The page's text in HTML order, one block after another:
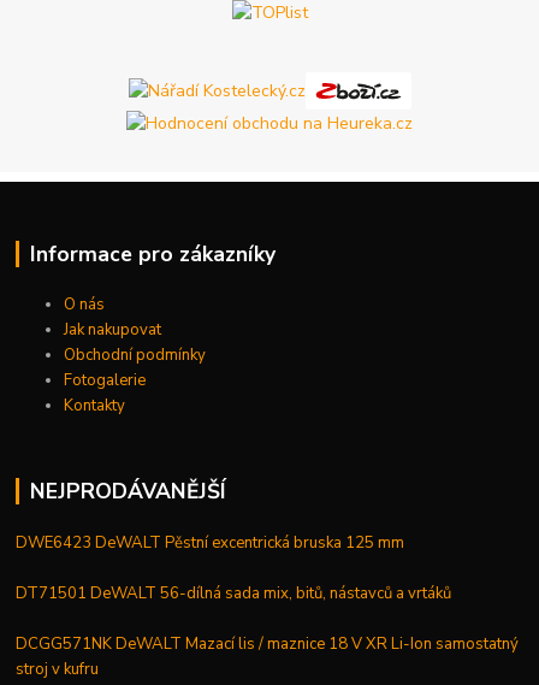
Informace pro zákazníky
O nás
Jak nakupovat
Obchodní podmínky
Fotogalerie
Kontakty
NEJPRODÁVANĚJŠÍ
DWE6423 DeWALT Pěstní excentrická bruska 125 mm
DT71501 DeWALT 56-dílná sada mix, bitů, nástavců a vrtáků
DCGG571NK DeWALT Mazací lis / maznice 18 V XR Li-Ion samostatný
stroj v kufru